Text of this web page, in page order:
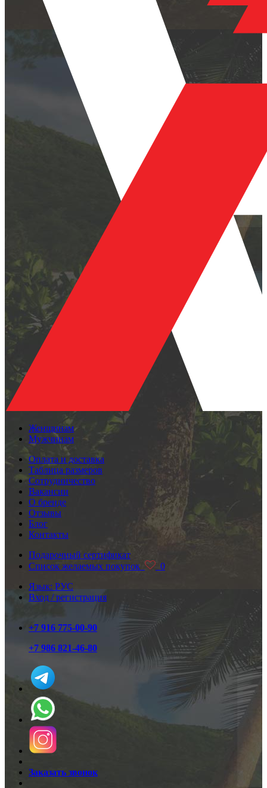
Женщинам
Мужчинам
Оплата и доставка
Таблица размеров
Сотрудничество
Вакансии
О бренде
Отзывы
Блог
Контакты
Подарочный сертификат
Список желаемых покупок
0
Язык: РУС
Вход / регистрация
+7 916 775-00-90
+7 986 821-46-80
Заказать звонок